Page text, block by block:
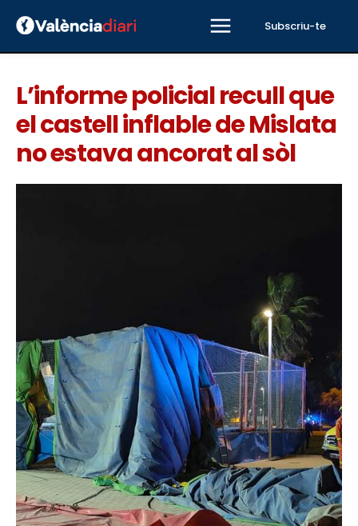
Subscriu-te
L’informe policial recull que
el castell inflable de Mislata
no estava ancorat al sòl